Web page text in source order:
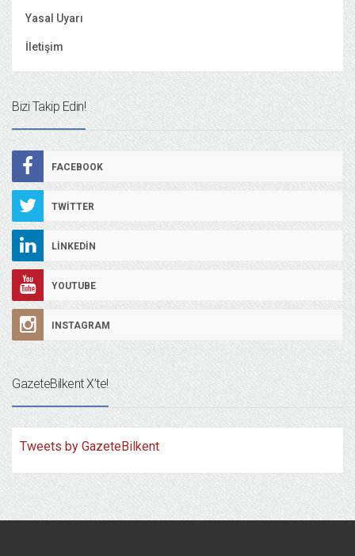
Yasal Uyarı
İletişim
Bizi Takip Edin!
FACEBOOK
TWITTER
LINKEDIN
YOUTUBE
INSTAGRAM
GazeteBilkent X’te!
Tweets by GazeteBilkent